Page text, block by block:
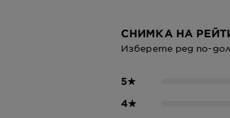
СНИМКА НА
Изберете ред по-
5★
4★